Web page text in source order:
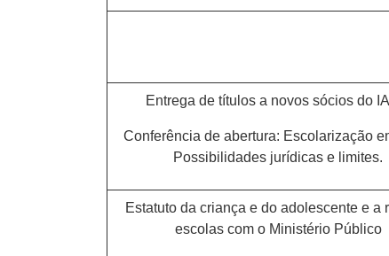
Entrega de títulos a novos sócios do
Conferência de abertura: Escolarização
Possibilidades jurídicas e limites.
Estatuto da criança e do adolescente e a
escolas com o Ministério Público